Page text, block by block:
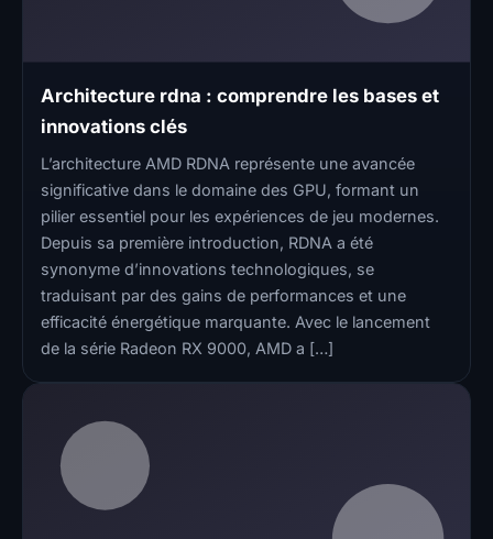
Architecture rdna : comprendre les bases et
innovations clés
L’architecture AMD RDNA représente une avancée
significative dans le domaine des GPU, formant un
pilier essentiel pour les expériences de jeu modernes.
Depuis sa première introduction, RDNA a été
synonyme d’innovations technologiques, se
traduisant par des gains de performances et une
efficacité énergétique marquante. Avec le lancement
de la série Radeon RX 9000, AMD a […]